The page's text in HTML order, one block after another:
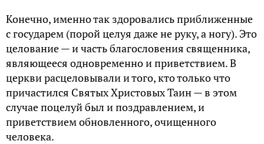
Конечно, именно так здоровались приближенные
с государем (порой целуя даже не руку, а ногу). Это
целование — и часть благословения священника,
являющееся одновременно и приветствием. В
церкви расцеловывали и того, кто только что
причастился Святых Христовых Таин — в этом
случае поцелуй был и поздравлением, и
приветствием обновленного, очищенного
человека.